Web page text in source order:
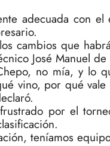
adecuada con
cambios que
José Manuel de
no mía, y lo
vino, por qué
por el
teníamos